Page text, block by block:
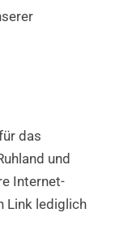
das
und
Internet-
Link lediglich